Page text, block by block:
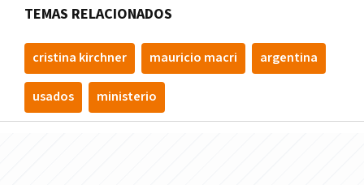
TEMAS RELACIONADOS
cristina kirchner mauricio macri argentina
usados ministerio